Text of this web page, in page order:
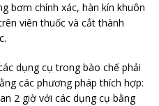
bơm chính xác, hàn kín khuôn
viên thuốc và cắt thành
dụng cụ trong bào chế phải
các phương pháp thích hợp:
2 giờ với các dụng cụ bằng